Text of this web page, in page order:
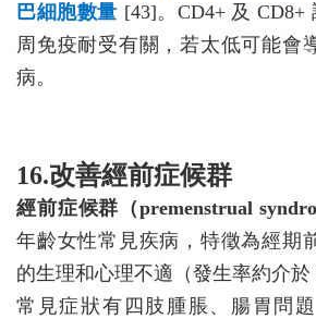
巴細胞數量 [43]。CD4+ 及
周免疫耐受有關，若太低可能會
病。
16.改善經前症候群
經前症候群（premenstrual
年齡女性常見疾病，特徵為經期
的生理和心理不適（發生率約介於
常見症狀有四肢腫脹、腸胃問